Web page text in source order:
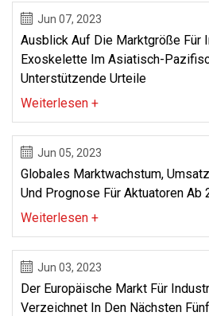
Jun 07, 2023
Ausblick Auf Die Marktgröße Für
Exoskelette Im Asiatisch-
Unterstützende Urteile
Weiterlesen +
Jun 05, 2023
Globales Marktwachstum,
Und Prognose Für Aktuatoren Ab
Weiterlesen +
Jun 03, 2023
Der Europäische Markt Für
Verzeichnet In Den Nächsten